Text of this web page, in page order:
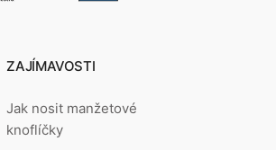
ZAJÍMAVOSTI
Jak nosit manžetové
knoflíčky